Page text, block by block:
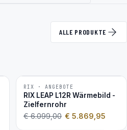
ALLE PRODUKTE
−4 %
RIX · ANGEBOTE
RIX LEAP L12R Wärmebild -
Zielfernrohr
€6.099,00 € 5.869,95